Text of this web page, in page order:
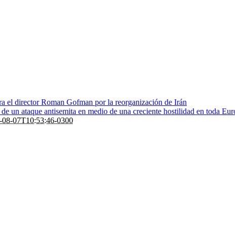
el director Roman Gofman por la reorganización de Irán
un ataque antisemita en medio de una creciente hostilidad en toda
08-07T10:53:46-0300